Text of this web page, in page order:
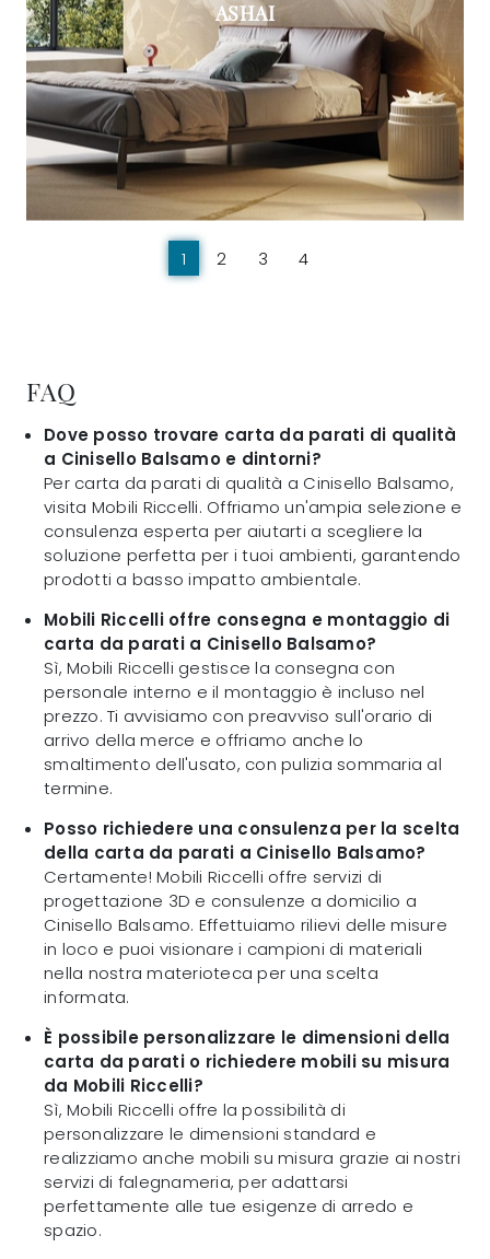
ASHAI
1 2 3 4
FAQ
Dove posso trovare carta da parati di qualità
a Cinisello Balsamo e dintorni?
Per carta da parati di qualità a Cinisello Balsamo,
visita Mobili Riccelli. Offriamo un'ampia selezione e
consulenza esperta per aiutarti a scegliere la
soluzione perfetta per i tuoi ambienti, garantendo
prodotti a basso impatto ambientale.
Mobili Riccelli offre consegna e montaggio di
carta da parati a Cinisello Balsamo?
Sì, Mobili Riccelli gestisce la consegna con
personale interno e il montaggio è incluso nel
prezzo. Ti avvisiamo con preavviso sull'orario di
arrivo della merce e offriamo anche lo
smaltimento dell'usato, con pulizia sommaria al
termine.
Posso richiedere una consulenza per la scelta
della carta da parati a Cinisello Balsamo?
Certamente! Mobili Riccelli offre servizi di
progettazione 3D e consulenze a domicilio a
Cinisello Balsamo. Effettuiamo rilievi delle misure
in loco e puoi visionare i campioni di materiali
nella nostra materioteca per una scelta
informata.
È possibile personalizzare le dimensioni della
carta da parati o richiedere mobili su misura
da Mobili Riccelli?
Sì, Mobili Riccelli offre la possibilità di
personalizzare le dimensioni standard e
realizziamo anche mobili su misura grazie ai nostri
servizi di falegnameria, per adattarsi
perfettamente alle tue esigenze di arredo e
spazio.